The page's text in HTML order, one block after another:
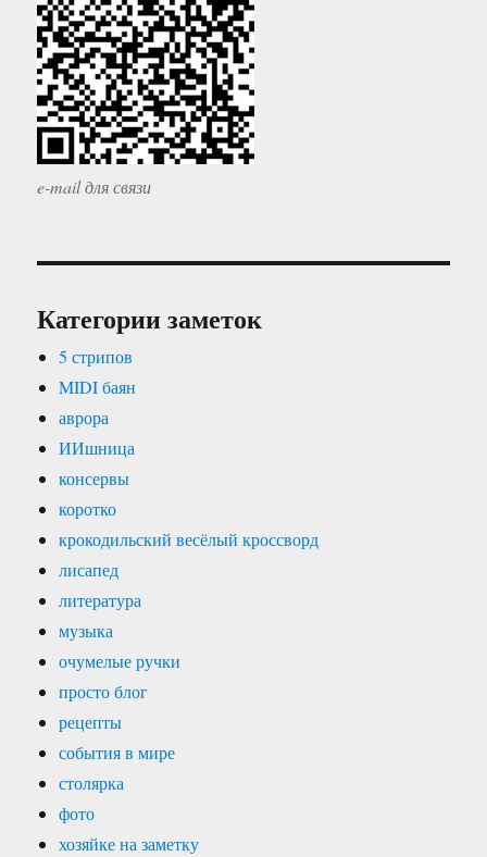
e-mail для связи
Категории заметок
5 стрипов
MIDI баян
аврора
ИИшница
консервы
коротко
крокодильский весёлый кроссворд
лисапед
литература
музыка
очумелые ручки
просто блог
рецепты
события в мире
столярка
фото
хозяйке на заметку